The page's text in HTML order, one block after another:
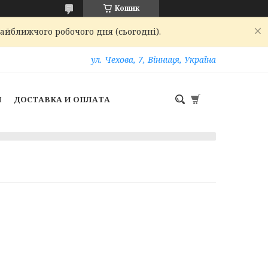
Кошик
робочого дня (сьогодні).
ул. Чехова, 7, Вінниця, Україна
ДОСТАВКА И ОПЛАТА